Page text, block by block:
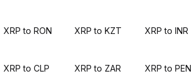
XRP to RON XRP to KZT XRP to INR
XRP to CLP XRP to ZAR XRP to PEN